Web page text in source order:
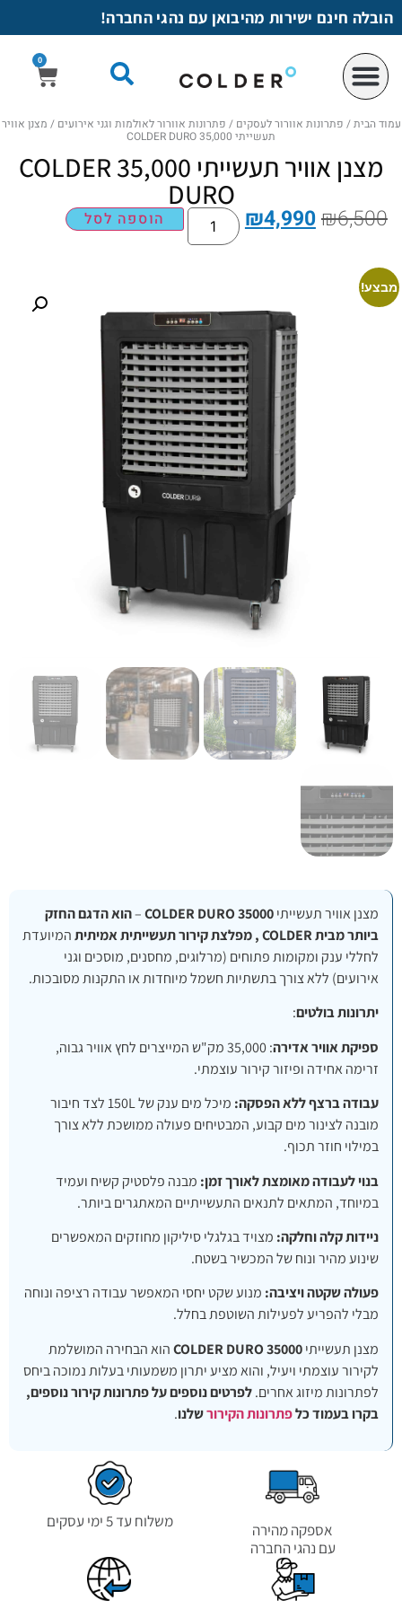
לתוכן
הובלה חינם ישירות מהיבואן עם נהגי החברה!
0
עמוד הבית/ פתרונות אוורור לעסקים / פתרונות אוורור לאולמות וגני אירועים / מצנן אוויר
תעשייתי 35,000 COLDER DURO
מצנן אוויר תעשייתי 35,000 COLDER
DURO
₪6,500
₪4,990 הוספה לסל
מבצע!
מצנן אוויר תעשייתיCOLDER DURO 35000
–הוא הדגם החזק
ביותר מבית COLDER , מפלצת קירור תעשייתית אמיתית
המיועדת
לחללי ענק ומקומות פתוחים (מרלוגים, מחסנים, מוסכים וגני
אירועים) ללא צורך בתשתיות חשמל מיוחדות או התקנות מסובכות.
יתרונות בולטים:
ספיקת אוויר אדירה
: 35,000 מק"ש המייצרים לחץ אוויר גבוה,
זרימה אחידה ופיזור קירור עוצמתי.
עבודה ברצף ללא הפסקה:
מיכל מים ענק של 150L לצד חיבור
מובנה לצינור מים קבוע, המבטיחים פעולה ממושכת ללא צורך
במילוי חוזר תכוף.
בנוי לעבודה מאומצת לאורך זמן: מבנה פלסטיק קשיח ועמיד
במיוחד, המתאים לתנאים התעשייתיים המאתגרים ביותר.
ניידות קלה וחלקה: מצויד בגלגלי סיליקון מחוזקים המאפשרים
שינוע מהיר ונוח של המכשיר בשטח.
פעולה שקטה ויציבה: מנוע שקט יחסי המאפשר עבודה רציפה ונוחה
מבלי להפריע לפעילות השוטפת בחלל.
מצנן תעשייתי
הוא הבחירה המושלמת
לקירור עוצמתי ויעיל, והוא מציע יתרון משמעותי בעלות נמוכה ביחס
לפתרונות מיזוג אחרים.לפרטים נוספים על פתרונות קירור נוספים,
בקרו בעמוד כלפתרונות הקירורשלנו.
אספקה מהירה
עם נהגי החברה
משלוח עד 5 ימי עסקים